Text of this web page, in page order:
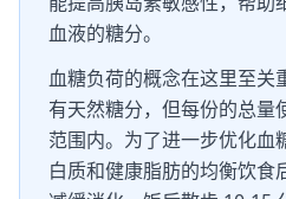
血液的糖分。
血糖负荷的概念在这里至关
有天然糖分，但每份的总量
范围内。为了进一步优化血
白质和健康脂肪的均衡饮食